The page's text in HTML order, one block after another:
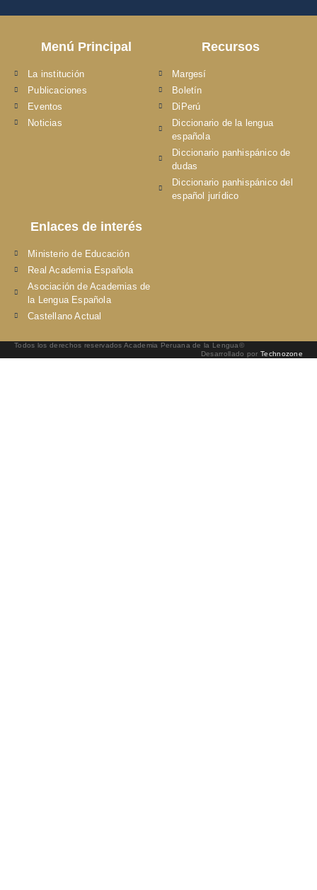
Menú Principal
La institución
Publicaciones
Eventos
Noticias
Recursos
Margesí
Boletín
DiPerú
Diccionario de la lengua
española
Diccionario panhispánico de
dudas
Diccionario panhispánico del
español jurídico
Enlaces de interés
Ministerio de Educación
Real Academia Española
Asociación de Academias de
la Lengua Española
Castellano Actual
Todos los derechos reservados Academia Peruana de la Lengua©
Desarrollado por Technozone